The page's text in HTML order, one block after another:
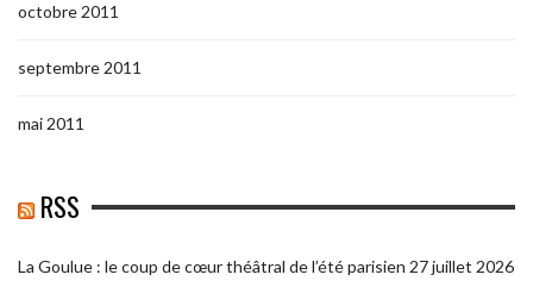
octobre 2011
septembre 2011
mai 2011
RSS
La Goulue : le coup de cœur théâtral de l’été parisien 27 juillet 2026